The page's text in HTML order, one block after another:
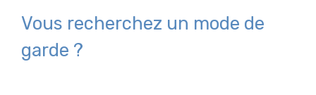
Vous recherchez un mode de
garde ?